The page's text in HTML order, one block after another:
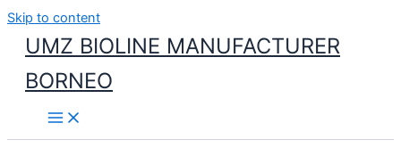
Skip to content
UMZ BIOLINE MANUFACTURER
BORNEO